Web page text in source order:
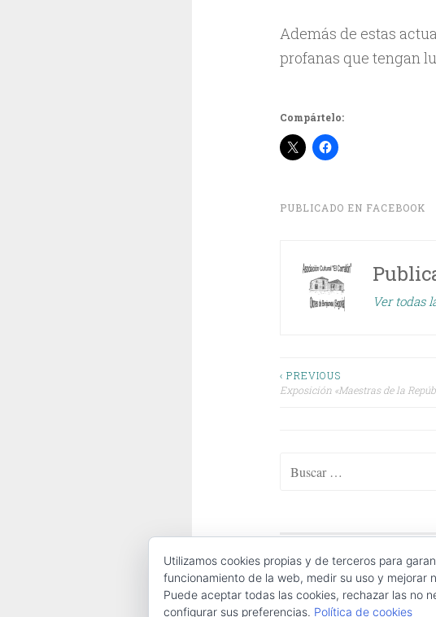
Además de estas
profanas que tengan
Compártelo:
PUBLICADO EN FACEBOOK
Ver todas
Navegación
‹ PREVIOUS
Exposición «Maestras de la
Buscar:
ABOUT | CONTACT
Utilizamos cookies propias y de terceros para
funcionamiento de la web, medir su uso y mejorar
Puede aceptar todas las cookies, rechazar las no
configurar sus preferencias. Política de cookies